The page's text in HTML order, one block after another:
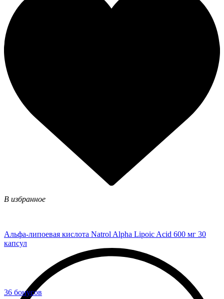
В избранное
Альфа-липоевая кислота Natrol Alpha Lipoic Acid 600 мг 30
капсул
36 бонусов